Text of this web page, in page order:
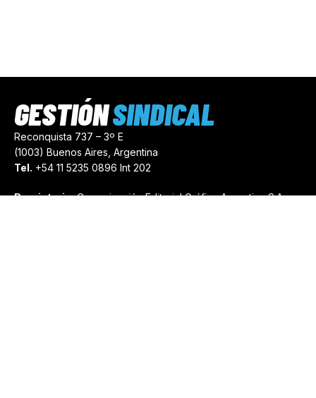
Reconquista 737 – 3º E
(1003) Buenos Aires, Argentina
Tel. +54 11 5235 0896 Int 202
Propietario:Comunicación Editorial Gráfica Argentina S.A.
GESTIÓNSINDICAL